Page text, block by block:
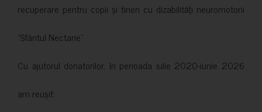
recuperare pentru copii și tineri cu dizabilități neuromotorii
”Sfântul Nectarie”.
Cu ajutorul donatorilor, în perioada iulie 2020-iunie 2026
am reușit: